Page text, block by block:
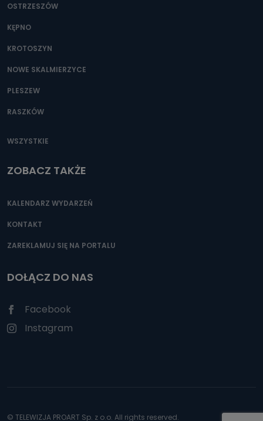
OSTRZESZÓW
KĘPNO
KROTOSZYN
NOWE SKALMIERZYCE
PLESZEW
RASZKÓW
WSZYSTKIE
ZOBACZ TAKŻE
KALENDARZ WYDARZEŃ
KONTAKT
ZAREKLAMUJ SIĘ NA PORTALU
DOŁĄCZ DO NAS
Facebook
Instagram
© TELEWIZJA PROART Sp. z o.o. All rights reserved.